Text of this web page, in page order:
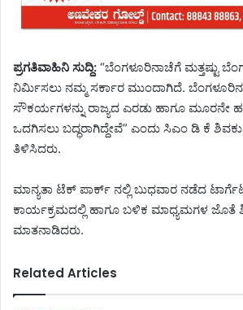
ಪ್ರಗತಿವಾಹಿನಿ ಸುದ್ದಿ: “ಬೆಂಗಳೂರಿನಾಚೆಗೆ ಮತ್ತಷ್ಟು
ನಿರ್ಮಿಸಲು ನಮ್ಮ ಸರ್ಕಾರ ಮುಂದಾಗಿದೆ.
ಸೌಕರ್ಯಗಳನ್ನು ರಾಜ್ಯದ ಎರಡು ಹಾಗೂ ಮೂರನೇ
ಒದಗಿಸಲು ಬದ್ಧರಾಗಿದ್ದೇವೆ” ಎಂದು ಸಿಎಂ ಡಿ ಕೆ
ತಿಳಿಸಿದರು.
ಮಾನ್ಯತಾ ಟೆಕ್ ಪಾರ್ಕ್ ನಲ್ಲಿ ಬುಧವಾರ ನಡೆದ
ಕಾರ್ಯಕ್ರಮದಲ್ಲಿ ಹಾಗೂ ಬಳಿಕ ಮಾಧ್ಯಮಗಳ ಜೊತೆ
ಮಾತನಾಡಿದರು.
Related Articles